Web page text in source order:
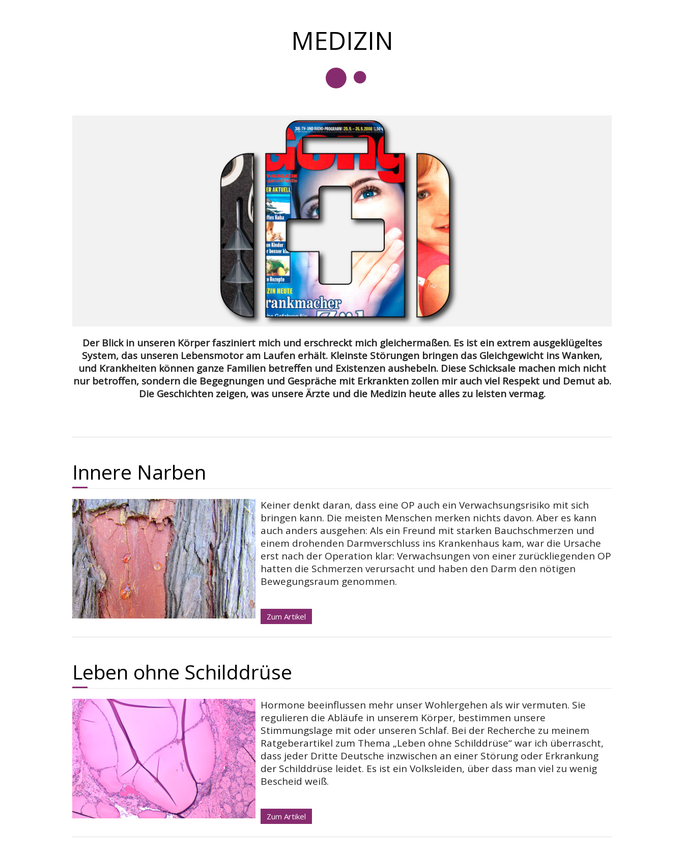
MEDIZIN
Der Blick in unseren Körper fasziniert mich und erschreckt mich gleichermaßen. Es ist ein extrem ausgeklügeltes
System, das unseren Lebensmotor am Laufen erhält. Kleinste Störungen bringen das Gleichgewicht ins Wanken,
und Krankheiten können ganze Familien betreffen und Existenzen aushebeln. Diese Schicksale machen mich nicht
nur betroffen, sondern die Begegnungen und Gespräche mit Erkrankten zollen mir auch viel Respekt und Demut ab.
Die Geschichten zeigen, was unsere Ärzte und die Medizin heute alles zu leisten vermag.
Innere Narben
Keiner denkt daran, dass eine OP auch ein Verwachsungsrisiko mit sich
bringen kann. Die meisten Menschen merken nichts davon. Aber es kann
auch anders ausgehen: Als ein Freund mit starken Bauchschmerzen und
einem drohenden Darmverschluss ins Krankenhaus kam, war die Ursache
erst nach der Operation klar: Verwachsungen von einer zurückliegenden OP
hatten die Schmerzen verursacht und haben den Darm den nötigen
Bewegungsraum genommen.
Zum Artikel
Leben ohne Schilddrüse
Hormone beeinflussen mehr unser Wohlergehen als wir vermuten. Sie
regulieren die Abläufe in unserem Körper, bestimmen unsere
Stimmungslage mit oder unseren Schlaf. Bei der Recherche zu meinem
Ratgeberartikel zum Thema „Leben ohne Schilddrüse“ war ich überrascht,
dass jeder Dritte Deutsche inzwischen an einer Störung oder Erkrankung
der Schilddrüse leidet. Es ist ein Volksleiden, über dass man viel zu wenig
Bescheid weiß.
Zum Artikel